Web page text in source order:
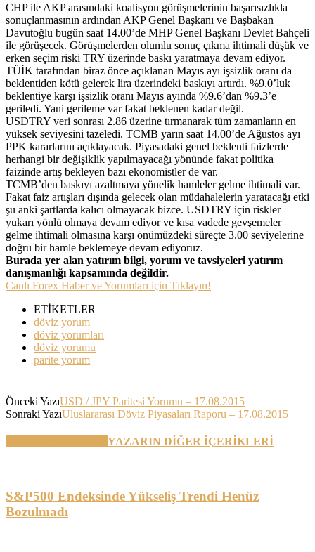
CHP ile AKP arasındaki koalisyon görüşmelerinin başarısızlıkla
sonuçlanmasının ardından AKP Genel Başkanı ve Başbakan
Davutoğlu bugün saat 14.00’de MHP Genel Başkanı Devlet Bahçeli
ile görüşecek. Görüşmelerden olumlu sonuç çıkma ihtimali düşük ve
erken seçim riski TRY üzerinde baskı yaratmaya devam ediyor.
TÜİK tarafından biraz önce açıklanan Mayıs ayı işsizlik oranı da
beklentiden kötü gelerek lira üzerindeki baskıyı artırdı. %9.0’luk
beklentiye karşı işsizlik oranı Mayıs ayında %9.6’dan %9.3’e
geriledi. Yani gerileme var fakat beklenen kadar değil.
USDTRY veri sonrası 2.86 üzerine tırmanarak tüm zamanların en
yüksek seviyesini tazeledi. TCMB yarın saat 14.00’de Ağustos ayı
PPK kararlarını açıklayacak. Piyasadaki genel beklenti faizlerde
herhangi bir değişiklik yapılmayacağı yönünde fakat politika
faizinde artış bekleyen bazı ekonomistler de var.
TCMB’den baskıyı azaltmaya yönelik hamleler gelme ihtimali var.
Fakat faiz artışları dışında gelecek olan müdahalelerin yaratacağı etki
şu anki şartlarda kalıcı olmayacak bizce. USDTRY için riskler
yukarı yönlü olmaya devam ediyor ve kısa vadede gevşemeler
gelme ihtimali olmasına karşı önümüzdeki süreçte 3.00 seviyelerine
doğru bir hamle beklemeye devam ediyoruz.
Burada yer alan yatırım bilgi, yorum ve tavsiyeleri yatırım
danışmanlığı kapsamında değildir.
Canlı Forex Haber ve Yorumları için Tıklayın!
ETİKETLER
döviz yorum
döviz yorumları
döviz yorumu
parite yorum
Önceki YazıUSD / JPY Paritesi Yorumu – 17.08.2015
Sonraki YazıUluslararası Döviz Piyasaları Raporu – 17.08.2015
YAZARIN DİĞER İÇERİKLERİ
S&P500 Endeksinde Yükseliş Trendi Henüz
Bozulmadı